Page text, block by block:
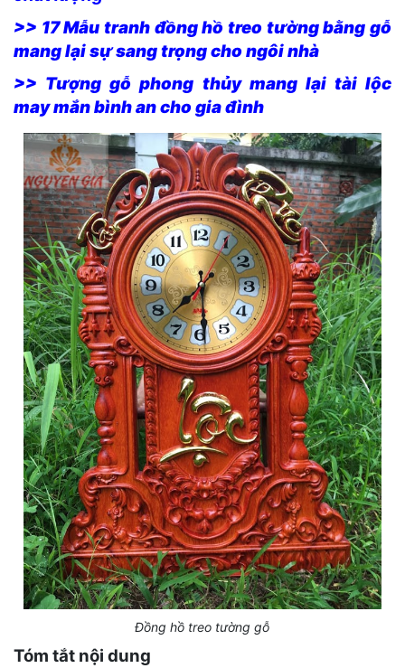
>> 17 Mẫu tranh đồng hồ treo tường bằng gỗ
mang lại sự sang trọng cho ngôi nhà
>> Tượng gỗ phong thủy mang lại tài lộc
may mắn bình an cho gia đình
Đồng hồ treo tường gỗ
Tóm tắt nội dung